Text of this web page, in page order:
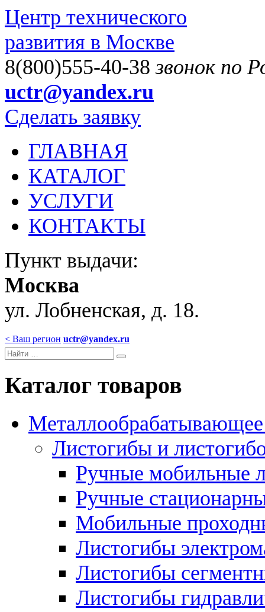
Центр технического
развития в Москве
8(800)555-40-38звонок по
uctr@yandex.ru
Сделать заявку
ГЛАВНАЯ
КАТАЛОГ
УСЛУГИ
КОНТАКТЫ
Пункт выдачи:
Москва
ул. Лобненская, д. 18.
< Ваш регион uctr@yandex.ru
Каталог товаров
Металлообрабатывающее
Листогибы и
Ручные мобильные
Ручные
Мобильные
Листогибы
Листогибы
Листогибы